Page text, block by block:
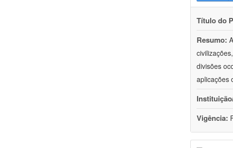
Título do
Resumo:
divisões
aplicações
Vigência: